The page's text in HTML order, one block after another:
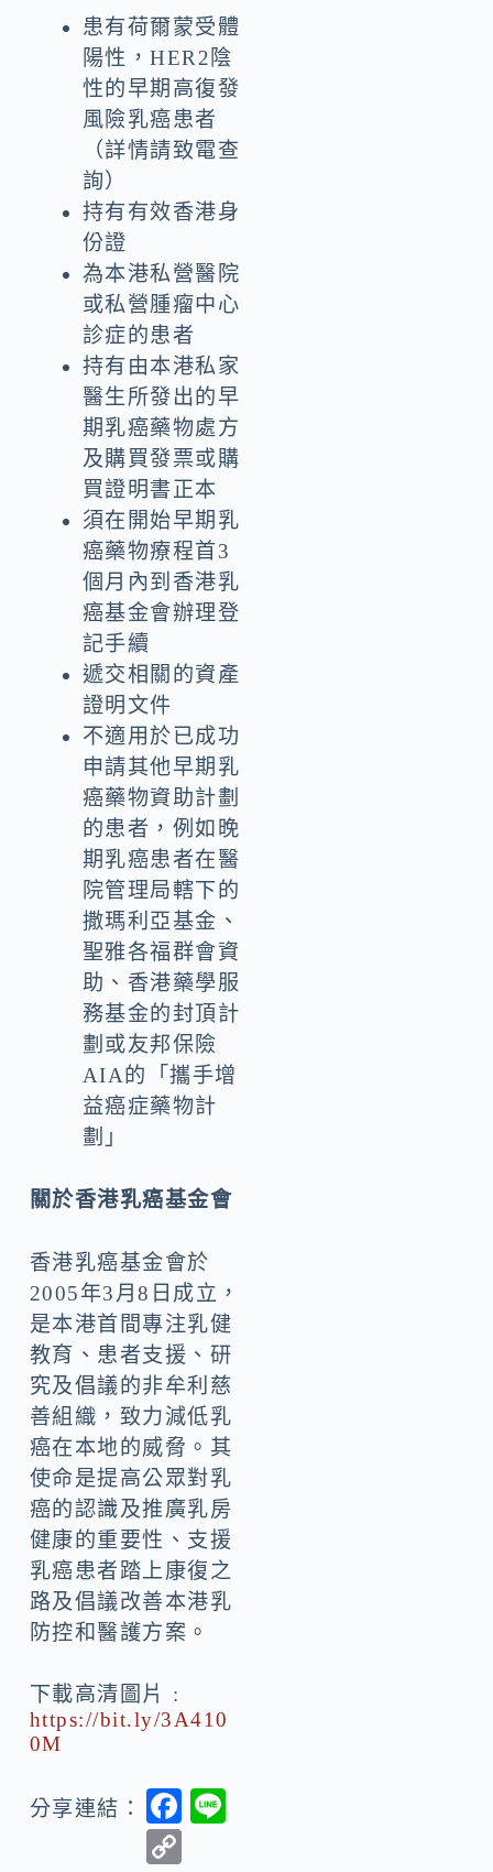
患有荷爾蒙受體
陽性，HER2陰
性的早期高復發
風險乳癌患者
（詳情請致電查
詢）
持有有效香港身
份證
為本港私營醫院
或私營腫瘤中心
診症的患者
持有由本港私家
醫生所發出的早
期乳癌藥物處方
及購買發票或購
買證明書正本
須在開始早期乳
癌藥物療程首3
個月內到香港乳
癌基金會辦理登
記手續
遞交相關的資產
證明文件
不適用於已成功
申請其他早期乳
癌藥物資助計劃
的患者，例如晚
期乳癌患者在醫
院管理局轄下的
撒瑪利亞基金、
聖雅各福群會資
助、香港藥學服
務基金的封頂計
劃或友邦保險
AIA的「攜手增
益癌症藥物計
劃」
關於香港乳癌基金會
香港乳癌基金會於
2005年3月8日成立，
是本港首間專注乳健
教育、患者支援、研
究及倡議的非牟利慈
善組織，致力減低乳
癌在本地的威脅。其
使命是提高公眾對乳
癌的認識及推廣乳房
健康的重要性、支援
乳癌患者踏上康復之
路及倡議改善本港乳
防控和醫護方案。
下載高清圖片﹕
https://bit.ly/3A410
0M
分享連結：
F